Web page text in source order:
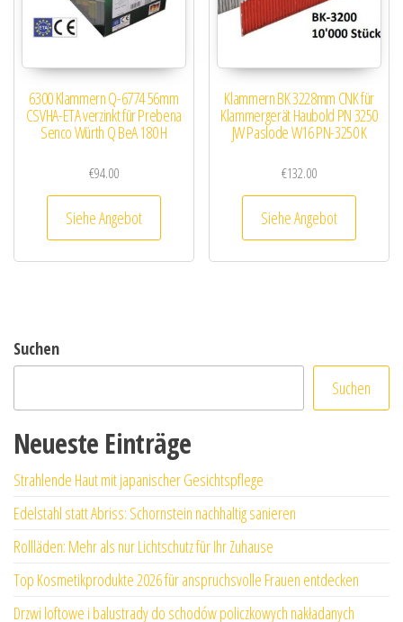
6300 Klammern Q-6774 56mm
CSVHA-ETA verzinkt für Prebena
Senco Würth Q BeA 180 H
€94.00
Siehe Angebot
Klammern BK 3228mm CNK für
Klammergerät Haubold PN 3250
JW Paslode W16 PN-3250 K
€132.00
Siehe Angebot
Suchen
Suchen
Neueste Einträge
Strahlende Haut mit japanischer Gesichtspflege
Edelstahl statt Abriss: Schornstein nachhaltig sanieren
Rollläden: Mehr als nur Lichtschutz für Ihr Zuhause
Top Kosmetikprodukte 2026 für anspruchsvolle Frauen entdecken
Drzwi loftowe i balustrady do schodów policzkowych nakładanych